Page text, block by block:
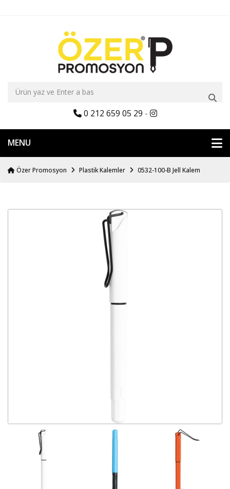
0 212 659 05 29 -
MENU
Özer Promosyon Plastik Kalemler 0532-100-B Jell Kalem